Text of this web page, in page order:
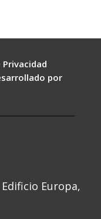
por
Edificio Europa,